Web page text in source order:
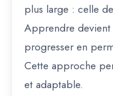
plus large : celle
Apprendre
progresser en
Cette approche
et adaptable.